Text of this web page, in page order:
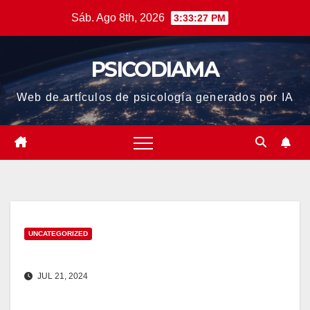
Sáb. Ago 8th, 2026 3:33:28 PM
PSICODIAMA
Web de artículos de psicología generados por IA
UNCATEGORIZED
JUL 21, 2024